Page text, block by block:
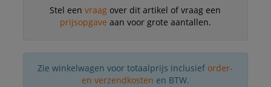
Stel eenvraag over dit artikel of vraag een
prijsopgave aan voor grote aantallen.
Zie winkelwagen voor totaalprijs inclusief order-
en verzendkosten en BTW.